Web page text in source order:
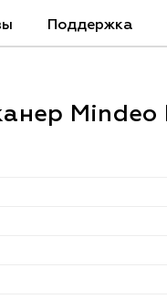
Поддержка
Mindeo